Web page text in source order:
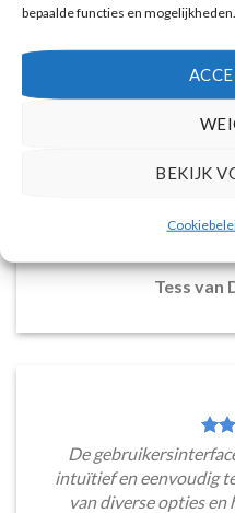
bepaalde functies en mogelijkheden.
BEKIJK
Deze reiswebsite biedt
vakantiepakketten
resorts en
accommodatie te
Tess van
De
intuïtief en eenvoudig
van diverse opties en